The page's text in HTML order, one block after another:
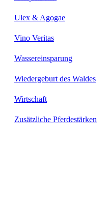
Ulex & Agogae
Vino Veritas
Wassereinsparung
Wiedergeburt des Waldes
Wirtschaft
Zusätzliche Pferdestärken